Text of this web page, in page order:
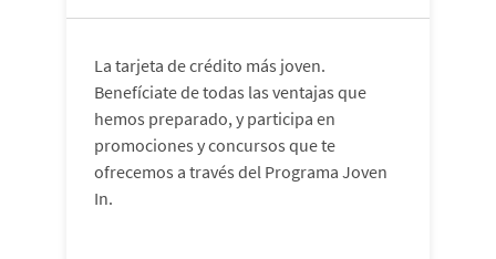
La tarjeta de crédito más joven.
Benefíciate de todas las ventajas que
hemos preparado, y participa en
promociones y concursos que te
ofrecemos a través del Programa Joven
In.